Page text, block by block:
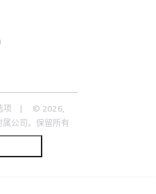
项
© 2026,
公司。保留所有